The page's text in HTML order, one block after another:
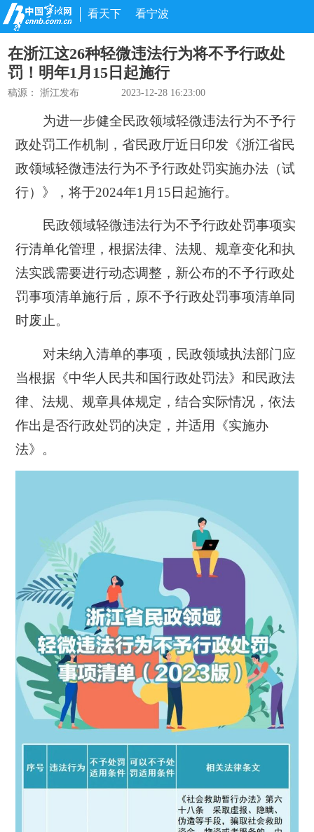
看天下 看宁波
在浙江这26种轻微违法行为将不予行政处
罚！明年1月15日起施行
稿源：浙江发布 2023-12-28 16:23:00
为进一步健全民政领域轻微违法行为不予行
政处罚工作机制，省民政厅近日印发《浙江省民
政领域轻微违法行为不予行政处罚实施办法（试
行）》，将于2024年1月15日起施行。
民政领域轻微违法行为不予行政处罚事项实
行清单化管理，根据法律、法规、规章变化和执
法实践需要进行动态调整，新公布的不予行政处
罚事项清单施行后，原不予行政处罚事项清单同
时废止。
对未纳入清单的事项，民政领域执法部门应
当根据《中华人民共和国行政处罚法》和民政法
律、法规、规章具体规定，结合实际情况，依法
作出是否行政处罚的决定，并适用《实施办
法》。